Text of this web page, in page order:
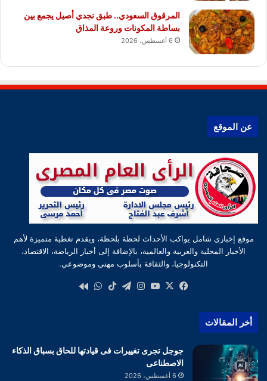
المرقوق السعودي.. طبق نجدي أصيل يجمع بين
بساطة المكونات وروعة المذاق
6 أغسطس، 2026
عن الموقع
موقع إخباري شامل يواكب الأحداث لحظة بلحظة، ويقدم تغطية متميزة لأهم
الأخبار المحلية والعربية والعالمية، بالإضافة إلى أخبار الرياضة، الاقتصاد،
التكنولوجيا، والثقافة بأسلوب مهني وموضوعي.
فيسبوك
‫X
‫YouTube
انستقرام
تيلقرام‫TikTokواتساب
أخر المقالات
جوجل تجرى تغييرات فى قيادتها للحاق بسباق الذكاء
الاصطناعى
6 أغسطس، 2026